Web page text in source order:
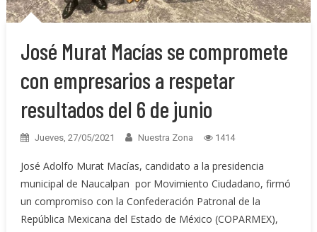
José Murat Macías se compromete
con empresarios a respetar
resultados del 6 de junio
Jueves, 27/05/2021 Nuestra Zona 1414
José Adolfo Murat Macías, candidato a la presidencia
municipal de Naucalpan por Movimiento Ciudadano, firmó
un compromiso con la Confederación Patronal de la
República Mexicana del Estado de México (COPARMEX),